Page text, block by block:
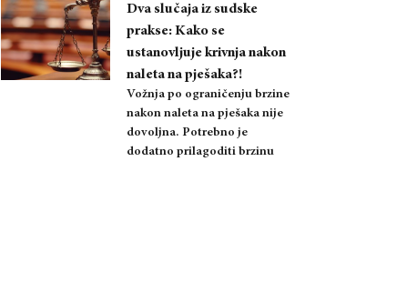
Dva slučaja iz sudske
prakse: Kako se
ustanovljuje krivnja nakon
naleta na pješaka?!
Vožnja po ograničenju brzine
nakon naleta na pješaka nije
dovoljna. Potrebno je
dodatno prilagoditi brzinu